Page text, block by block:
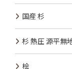
国産 杉
杉 熱圧 源平無
桧